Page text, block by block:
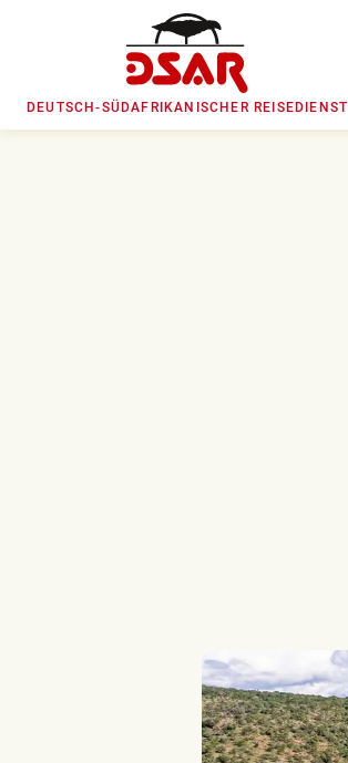
DEUTSCH-SÜDAFRIKANISCHER REISEDIENST